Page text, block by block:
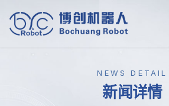
NEWS DETAIL
新闻详情